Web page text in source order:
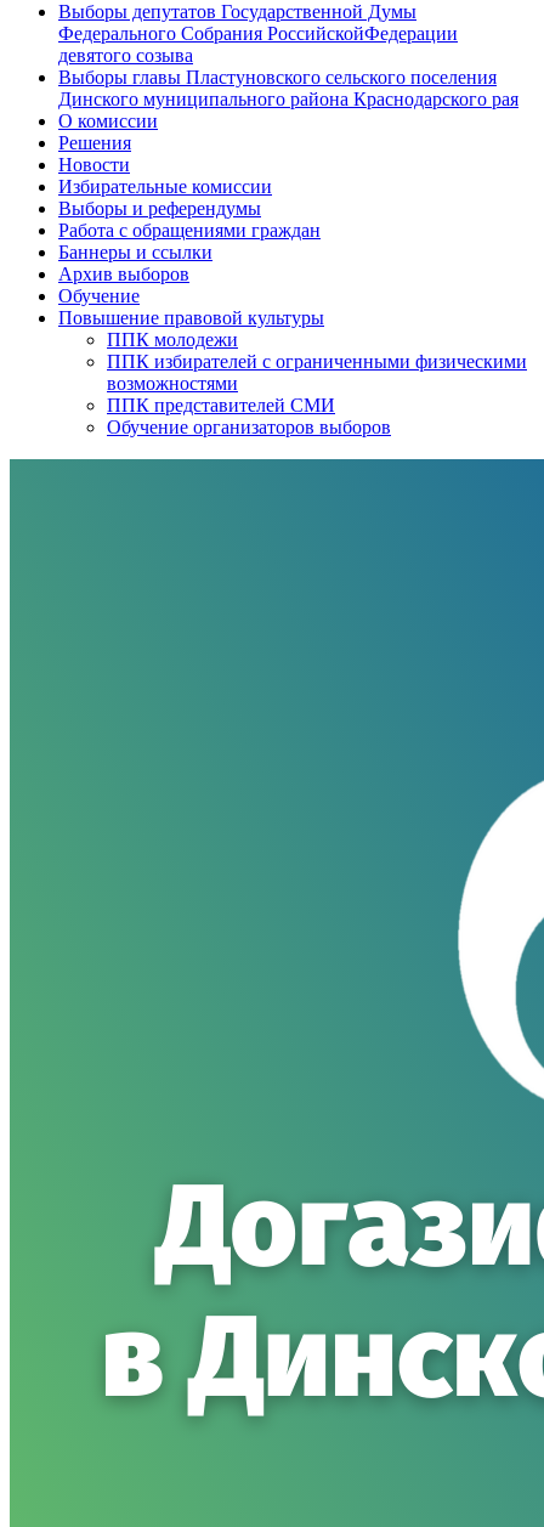
Выборы депутатов Государственной Думы
Федерального Собрания РоссийскойФедерации
девятого созыва
Выборы главы Пластуновского сельского поселения
Динского муниципального района Краснодарского рая
О комиссии
Решения
Новости
Избирательные комиссии
Выборы и референдумы
Работа с обращениями граждан
Баннеры и ссылки
Архив выборов
Обучение
Повышение правовой культуры
ППК молодежи
ППК избирателей с ограниченными физическими
возможностями
ППК представителей СМИ
Обучение организаторов выборов